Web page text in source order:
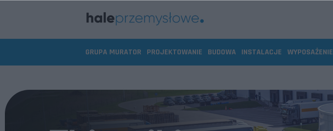
GRUPA MURATOR PROJEKTOWANIE BUDOWA INSTALACJE WYPOSAŻENIE